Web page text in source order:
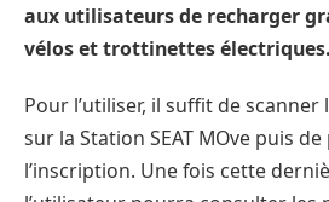
aux utilisateurs de recharger
vélos et trottinettes électriques.
Pour l’utiliser, il suffit de scanner
sur la Station SEAT MOve puis
l’inscription. Une fois cette